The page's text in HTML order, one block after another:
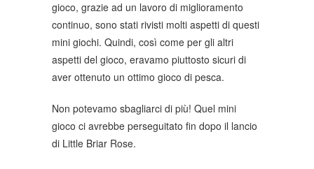
gioco, grazie ad un lavoro di miglioramento
continuo, sono stati rivisti molti aspetti di questi
mini giochi. Quindi, così come per gli altri
aspetti del gioco, eravamo piuttosto sicuri di
aver ottenuto un ottimo gioco di pesca.
Non potevamo sbagliarci di più! Quel mini
gioco ci avrebbe perseguitato fin dopo il lancio
di Little Briar Rose.